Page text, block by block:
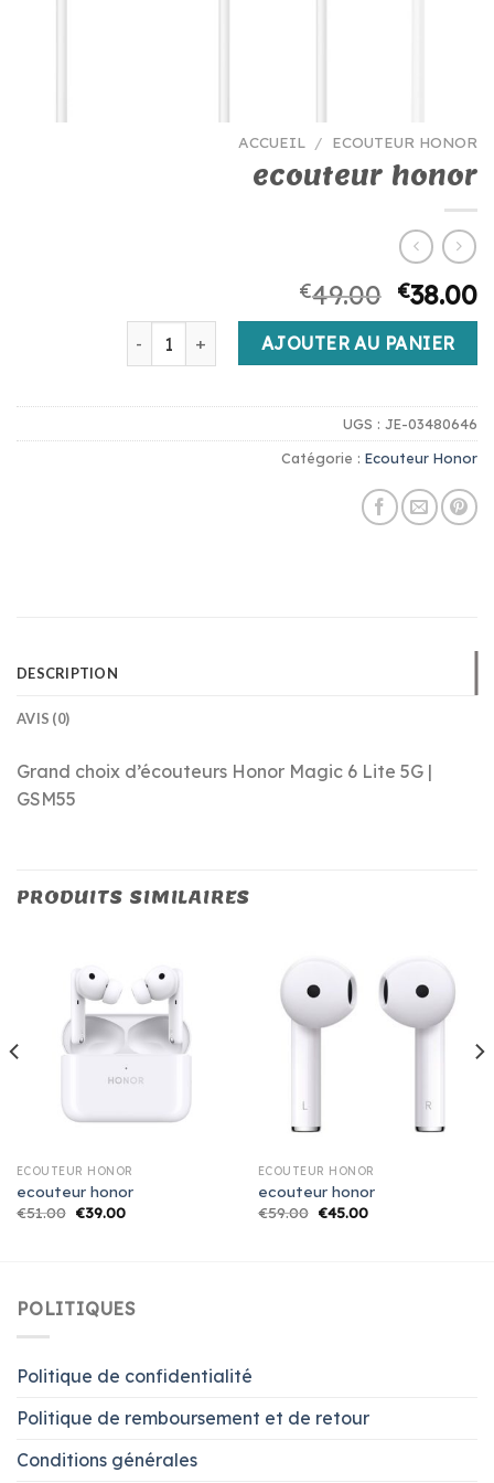
ACCUEIL / ECOUTEUR HONOR
ecouteur honor
€49.00 €38.00
quantité de ecouteur honorAJOUTER AU PANIER
UGS : JE-03480646
Catégorie : Ecouteur Honor
DESCRIPTION
AVIS (0)
Grand choix d’écouteurs Honor Magic 6 Lite 5G |
GSM55
PRODUITS SIMILAIRES
ECOUTEUR HONOR
ecouteur honor
€51.00 €39.00
ECOUTEUR HONOR
ecouteur honor
€59.00 €45.00
POLITIQUES
Politique de confidentialité
Politique de remboursement et de retour
Conditions générales